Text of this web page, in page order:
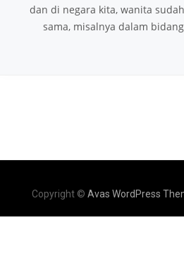
dan di negara kita, wanita
sama, misalnya dalam
Copyright © Avas WordPress